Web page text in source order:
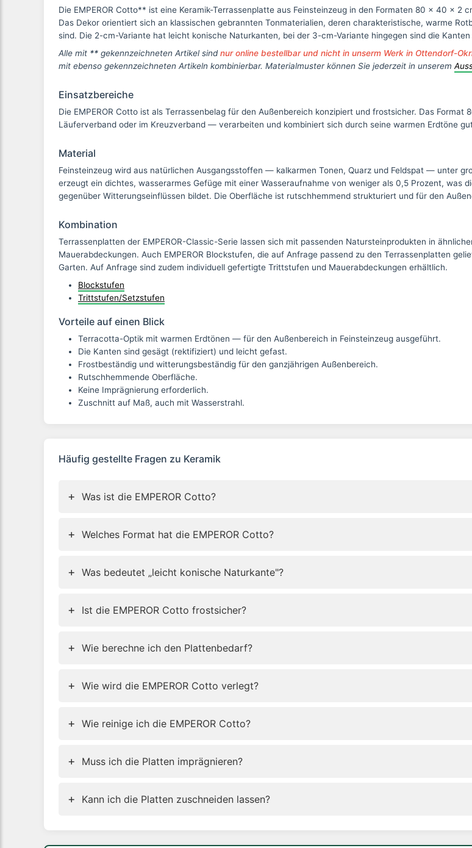
Die EMPEROR Cotto** ist eine Keramik-Terrassenplatte aus Feinsteinzeug in den Formaten 80 × 40 x
Das Dekor orientiert sich an klassischen gebrannten Tonmaterialien, deren charakteristische, warme
sind. Die 2-cm-Variante hat leicht konische Naturkanten, bei der 3-cm-Variante hingegen sind die
Alle mit ** gekennzeichneten Artikel sindnur online bestellbar und nicht in unserm Werk in Ottendorf-
mit ebenso gekennzeichneten Artikeln kombinierbar. Materialmuster können Sie jederzeit in unserem
Einsatzbereiche
Die EMPEROR Cotto ist als Terrassenbelag für den Außenbereich konzipiert und frostsicher. Das
Läuferverband oder im Kreuzverband — verarbeiten und kombiniert sich durch seine warmen Erdtöne
Material
Feinsteinzeug wird aus natürlichen Ausgangsstoffen — kalkarmen Tonen, Quarz und Feldspat — unter
erzeugt ein dichtes, wasserarmes Gefüge mit einer Wasseraufnahme von weniger als 0,5 Prozent, was
gegenüber Witterungseinflüssen bildet. Die Oberfläche ist rutschhemmend strukturiert und für den
Kombination
Terrassenplatten der EMPEROR-Classic-Serie lassen sich mit passenden Natursteinprodukten in
Mauerabdeckungen. Auch EMPEROR Blockstufen, die auf Anfrage passend zu den Terrassenplatten
Garten. Auf Anfrage sind zudem individuell gefertigte Trittstufen und Mauerabdeckungen erhältlich.
Blockstufen
Trittstufen/Setzstufen
Vorteile auf einen Blick
Terracotta-Optik mit warmen Erdtönen — für den Außenbereich in Feinsteinzeug ausgeführt.
Die Kanten sind gesägt (rektifiziert) und leicht gefast.
Frostbeständig und witterungsbeständig für den ganzjährigen Außenbereich.
Rutschhemmende Oberfläche.
Keine Imprägnierung erforderlich.
Zuschnitt auf Maß, auch mit Wasserstrahl.
Häufig gestellte Fragen zu Keramik
+ Was ist die EMPEROR Cotto?
+ Welches Format hat die EMPEROR Cotto?
+ Was bedeutet „leicht konische Naturkante"?
+ Ist die EMPEROR Cotto frostsicher?
+ Wie berechne ich den Plattenbedarf?
+ Wie wird die EMPEROR Cotto verlegt?
+ Wie reinige ich die EMPEROR Cotto?
+ Muss ich die Platten imprägnieren?
+ Kann ich die Platten zuschneiden lassen?